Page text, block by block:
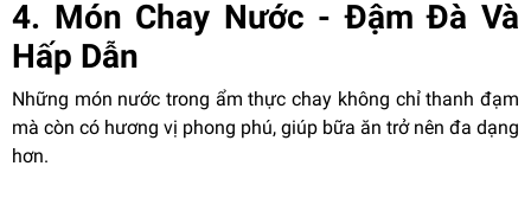
4. Món Chay Nước - Đậm Đà Và
Hấp Dẫn
Những món nước trong ẩm thực chay không chỉ thanh đạm
mà còn có hương vị phong phú, giúp bữa ăn trở nên đa dạng
hơn.